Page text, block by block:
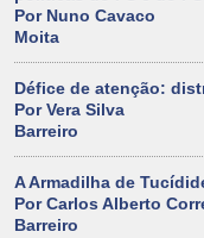
Por Nuno Cavaco
Moita
Défice de atenção:
Por Vera Silva
Barreiro
A Armadilha de
Por Carlos Alberto
Barreiro